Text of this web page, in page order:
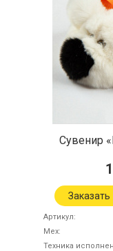
Сувенир
Заказать
Артикул
Мех
Техника